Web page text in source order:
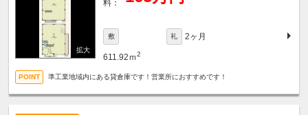
料：
敷 礼 2ヶ月
611.92ｍ2
準工業地域内にある貸倉庫です！営業所におすすめです！